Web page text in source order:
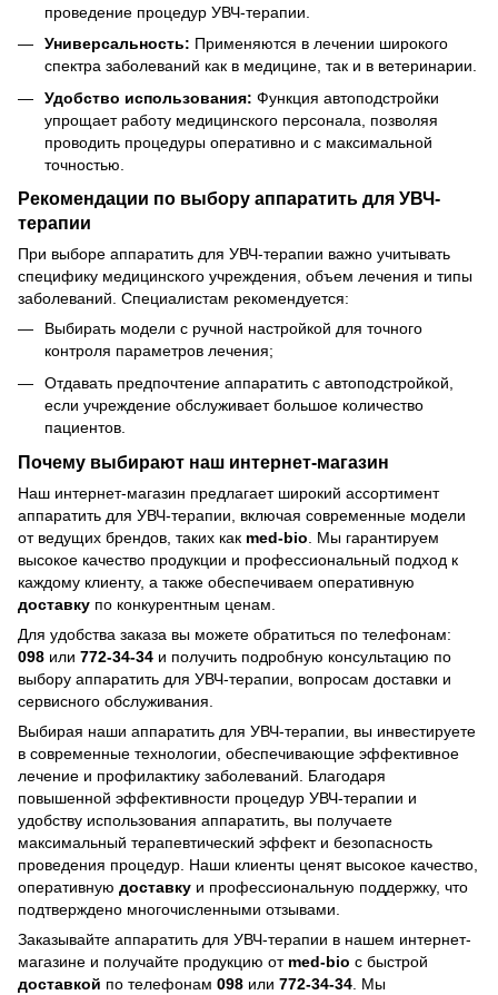
проведение процедур УВЧ-терапии.
Универсальность: Применяются в лечении широкого
спектра заболеваний как в медицине, так и в ветеринарии.
Удобство использования: Функция автоподстройки
упрощает работу медицинского персонала, позволяя
проводить процедуры оперативно и с максимальной
точностью.
Рекомендации по выбору аппаратить для УВЧ-
терапии
При выборе аппаратить для УВЧ-терапии важно учитывать
специфику медицинского учреждения, объем лечения и типы
заболеваний. Специалистам рекомендуется:
Выбирать модели с ручной настройкой для точного
контроля параметров лечения;
Отдавать предпочтение аппаратить с автоподстройкой,
если учреждение обслуживает большое количество
пациентов.
Почему выбирают наш интернет-магазин
Наш интернет-магазин предлагает широкий ассортимент
аппаратить для УВЧ-терапии, включая современные модели
от ведущих брендов, таких как med-bio . Мы гарантируем
высокое качество продукции и профессиональный подход к
каждому клиенту, а также обеспечиваем оперативную
доставку по конкурентным ценам.
Для удобства заказа вы можете обратиться по телефонам:
098 или 772-34-34 и получить подробную консультацию по
выбору аппаратить для УВЧ-терапии, вопросам доставки и
сервисного обслуживания.
Выбирая наши аппаратить для УВЧ-терапии, вы инвестируете
в современные технологии, обеспечивающие эффективное
лечение и профилактику заболеваний. Благодаря
повышенной эффективности процедур УВЧ-терапии и
удобству использования аппаратить, вы получаете
максимальный терапевтический эффект и безопасность
проведения процедур. Наши клиенты ценят высокое качество,
оперативную доставку и профессиональную поддержку, что
подтверждено многочисленными отзывами.
Заказывайте аппаратить для УВЧ-терапии в нашем интернет-
магазине и получайте продукцию от med-bio с быстрой
доставкой по телефонам 098 или 772-34-34 . Мы